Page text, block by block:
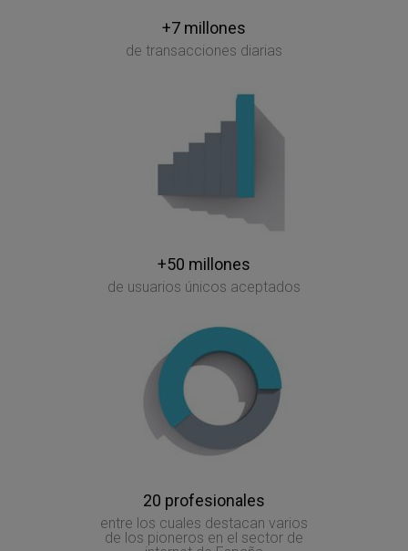
+7 millones
de transacciones diarias
+50 millones
de usuarios únicos aceptados
20 profesionales
entre los cuales destacan varios
de los pioneros en el sector de